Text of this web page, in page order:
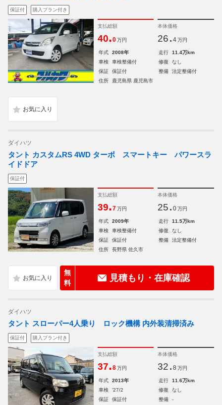
保証付 購入プラン付き
支払総額
40.0 万円
本体価格
26. 4 万円
年式 2008年 走行
11.4万km
車検
車検整備付 修復
なし
保証
保証付 整備
法定整備付
住所
鹿児島県 鹿児島市
ダイハツ
タント カスタムRS 4WD ターボ スマートキー パワースラ
イドドア
保証付
支払総額
39.7 万円
本体価格
25. 0 万円
年式 2009年 走行
11.5万km
車検
車検整備付 修復
なし
保証
保証付 整備
法定整備付
住所
長野県 佐久市
無
料
見積もり・在庫確認
ダイハツ
タント スローパー4人乗り ロック機構 内外装清掃済み
保証付 購入プラン付き
支払総額
37.8 万円
本体価格
32. 8 万円
年式 2013年 走行
11.6万km
車検
'27/2 修復
なし
保証
保証付 整備
-